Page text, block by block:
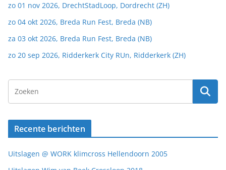
zo 01 nov 2026, DrechtStadLoop, Dordrecht (ZH)
zo 04 okt 2026, Breda Run Fest, Breda (NB)
za 03 okt 2026, Breda Run Fest, Breda (NB)
zo 20 sep 2026, Ridderkerk City RUn, Ridderkerk (ZH)
Recente berichten
Uitslagen @ WORK klimcross Hellendoorn 2005